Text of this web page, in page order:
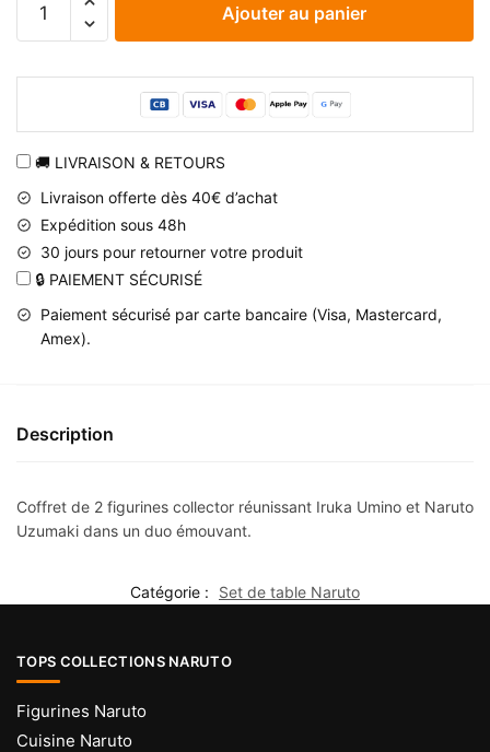
Set
2
Iruka
Umino
Naruto
Uzumaki
Ajouter au panier
🚚 LIVRAISON & RETOURS
Livraison offerte dès 40€ d’achat
Expédition sous 48h
30 jours pour retourner votre produit
🔒 PAIEMENT SÉCURISÉ
Paiement sécurisé par carte bancaire (Visa, Mastercard,
Amex).
Description
Coffret de 2 figurines collector réunissant Iruka Umino et Naruto
Uzumaki dans un duo émouvant.
Catégorie : Set de table Naruto
TOPS COLLECTIONS NARUTO
Figurines Naruto
Cuisine Naruto